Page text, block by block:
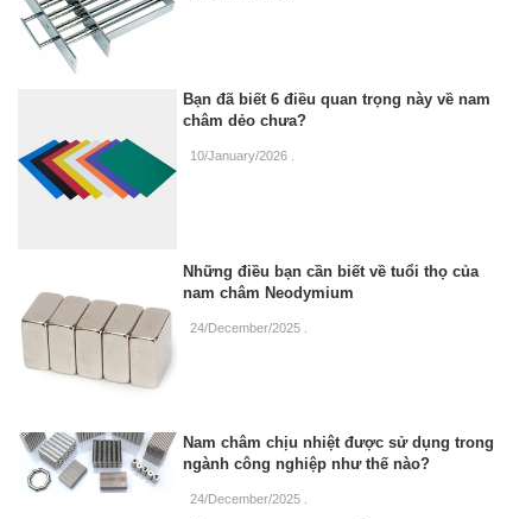
Bạn đã biết 6 điều quan trọng này về nam
châm dẻo chưa?
10/January/2026
Những điều bạn cần biết về tuổi thọ của
nam châm Neodymium
24/December/2025
Nam châm chịu nhiệt được sử dụng trong
ngành công nghiệp như thế nào?
24/December/2025